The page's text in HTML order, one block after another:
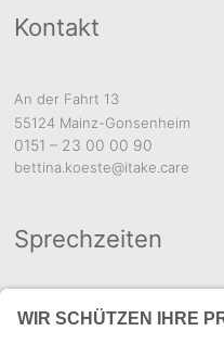
Kontakt
An der Fahrt 13
55124 Mainz-Gonsenheim
0151 – 23 00 00 90
bettina.koeste@itake.care
Sprechzeiten
Für einen Termin rufen Sie
mich bitte an oder schicken